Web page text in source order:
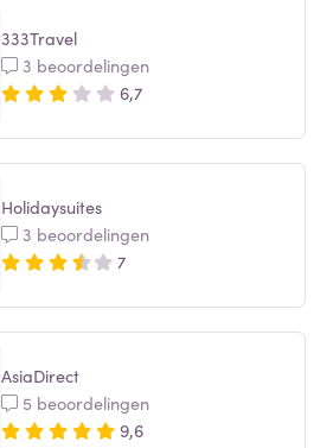
333Travel
3 beoordelingen
6,7
Holidaysuites
3 beoordelingen
7
AsiaDirect
5 beoordelingen
9,6